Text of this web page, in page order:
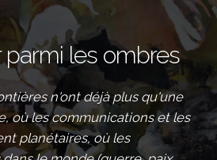
les ombres
n'ont déjà plus qu'une
où les communications et les
planétaires, où les